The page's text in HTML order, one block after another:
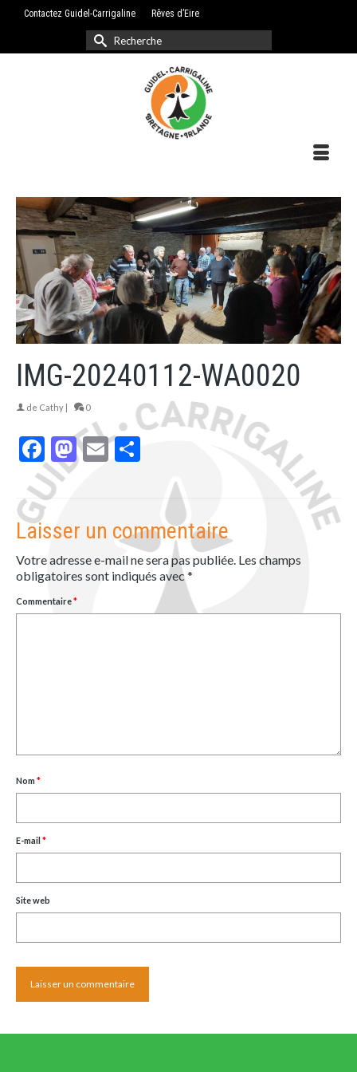
Contactez Guidel-Carrigaline Rêves d’Eire
Rechercher :
IMG-20240112-WA0020
de Cathy | 0
Facebook
Mastodon
EmailPartager
Laisser un commentaire
Votre adresse e-mail ne sera pas publiée. Les champs
obligatoires sont indiqués avec*
Commentaire*
Nom*
E-mail*
Site web